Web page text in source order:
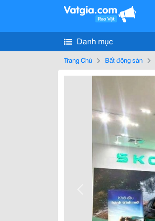
Danh mục
Trang Chủ Bất động sản